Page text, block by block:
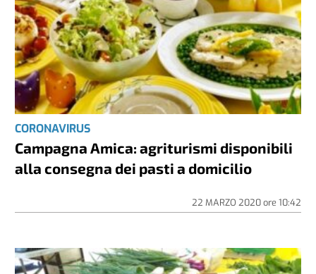
CORONAVIRUS
Campagna Amica: agriturismi disponibili
alla consegna dei pasti a domicilio
22 MARZO 2020ore 10:42